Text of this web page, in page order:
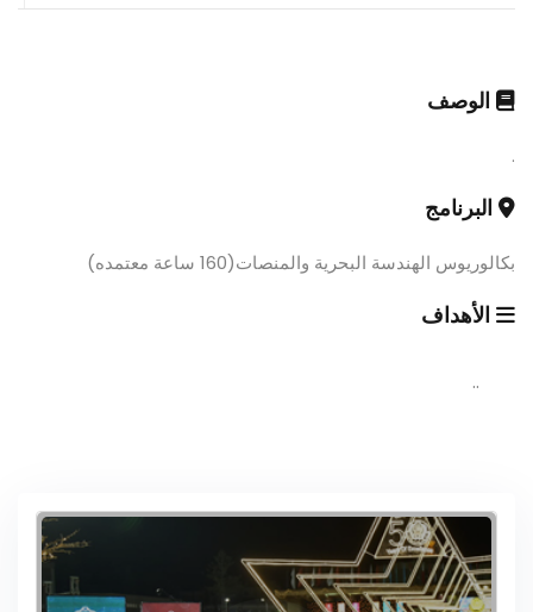
الوصف
.
البرنامج
بكالوريوس الهندسة البحرية والمنصات(160 ساعة معتمده)
الأهداف
..